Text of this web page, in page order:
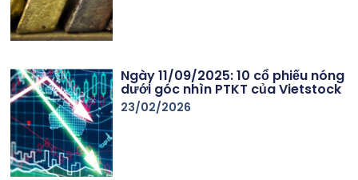
Ngày 11/09/2025: 10 cổ phiếu nóng
dưới góc nhìn PTKT của Vietstock
23/02/2026